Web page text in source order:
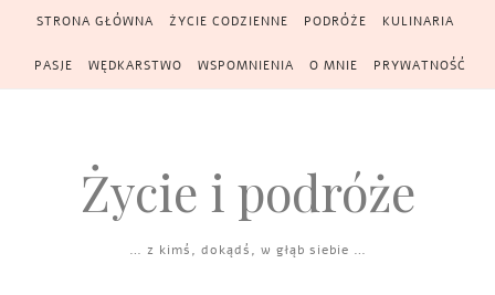
Skip to content
STRONA GŁÓWNA ŻYCIE CODZIENNE PODRÓŻE KULINARIA
PASJE WĘDKARSTWO WSPOMNIENIA O MNIE PRYWATNOŚĆ
Życie i podróże
… z kimś, dokądś, w głąb siebie …